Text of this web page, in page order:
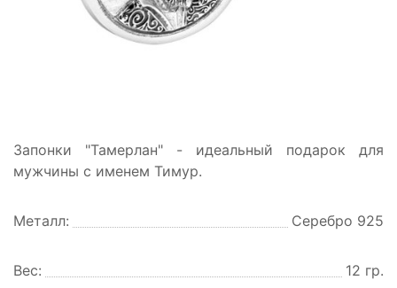
Запонки "Тамерлан" - идеальный подарок для
мужчины с именем Тимур.
Металл: Серебро 925
Вес: 12 гр.